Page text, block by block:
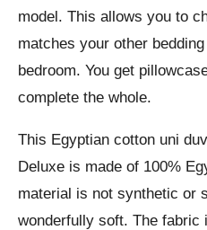
model. This allows you to
matches your other
bedroom. You get
complete the whole.
This Egyptian cotton uni
Deluxe is made of 100%
material is not synthetic or
wonderfully soft. The fabric